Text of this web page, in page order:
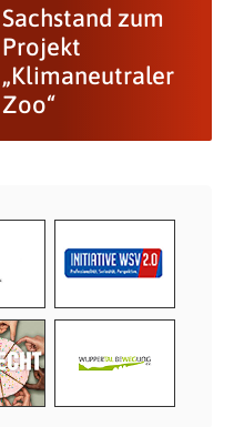
Sachstand zum
Projekt
„Klimaneutraler
Zoo“